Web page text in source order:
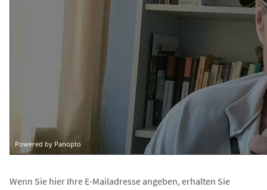
Wenn Sie hier Ihre E-Mailadresse angeben, erhalten Sie